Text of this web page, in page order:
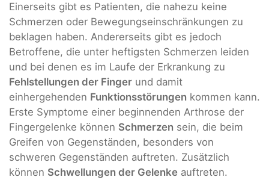
Einerseits gibt es Patienten, die nahezu keine
Schmerzen oder Bewegungseinschränkungen zu
beklagen haben. Andererseits gibt es jedoch
Betroffene, die unter heftigsten Schmerzen leiden
und bei denen es im Laufe der Erkrankung zu
Fehlstellungen der Finger und damit
einhergehenden Funktionsstörungen kommen kann.
Erste Symptome einer beginnenden Arthrose der
Fingergelenke können Schmerzen sein, die beim
Greifen von Gegenständen, besonders von
schweren Gegenständen auftreten. Zusätzlich
können Schwellungen der Gelenke auftreten.